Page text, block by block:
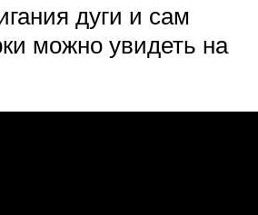
дуги и сам
можно увидеть на